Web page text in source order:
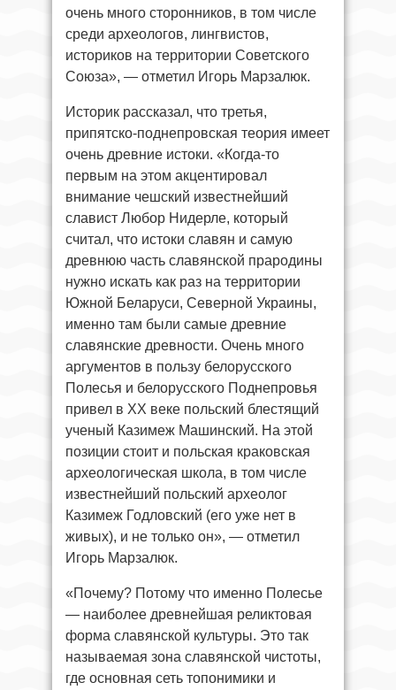
очень много сторонников, в том числе
среди археологов, лингвистов,
историков на территории Советского
Союза», — отметил Игорь Марзалюк.
Историк рассказал, что третья,
припятско-поднепровская теория имеет
очень древние истоки. «Когда-то
первым на этом акцентировал
внимание чешский известнейший
славист Любор Нидерле, который
считал, что истоки славян и самую
древнюю часть славянской прародины
нужно искать как раз на территории
Южной Беларуси, Северной Украины,
именно там были самые древние
славянские древности. Очень много
аргументов в пользу белорусского
Полесья и белорусского Поднепровья
привел в XX веке польский блестящий
ученый Казимеж Машинский. На этой
позиции стоит и польская краковская
археологическая школа, в том числе
известнейший польский археолог
Казимеж Годловский (его уже нет в
живых), и не только он», — отметил
Игорь Марзалюк.
«Почему? Потому что именно Полесье
— наиболее древнейшая реликтовая
форма славянской культуры. Это так
называемая зона славянской чистоты,
где основная сеть топонимики и